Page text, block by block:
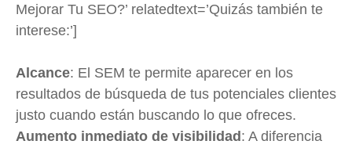
Mejorar Tu SEO?’ relatedtext=’Quizás también te
interese:’]
Alcance: El SEM te permite aparecer en los
resultados de búsqueda de tus potenciales clientes
justo cuando están buscando lo que ofreces.
Aumento inmediato de visibilidad: A diferencia